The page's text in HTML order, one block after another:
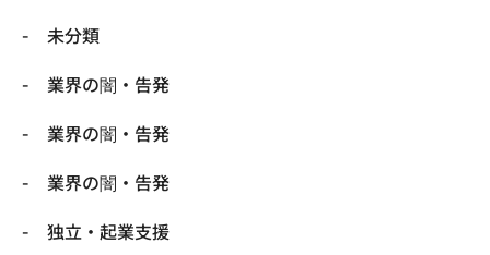
未分類
業界の闇・告発
業界の闇・告発
業界の闇・告発
独立・起業支援